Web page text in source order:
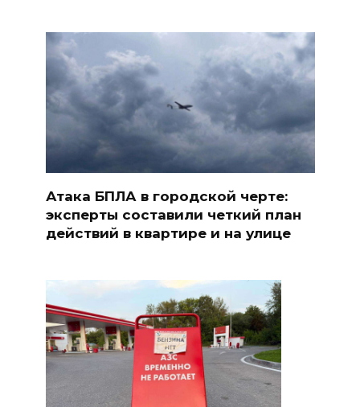
Атака БПЛА в городской черте:
эксперты составили четкий план
действий в квартире и на улице